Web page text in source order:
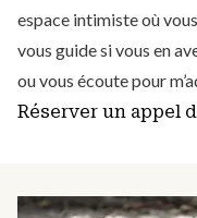
espace intimiste où
vous guide si vous en
ou vous écoute pour
Réserver un appel